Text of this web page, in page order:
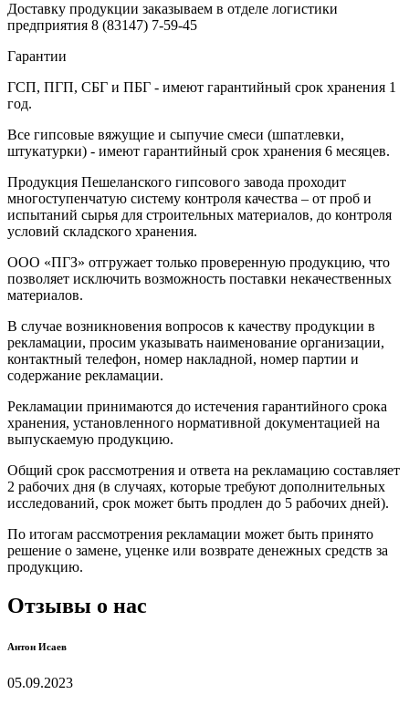
Доставку продукции заказываем в отделе логистики
предприятия 8 (83147) 7-59-45
Гарантии
ГСП, ПГП, СБГ и ПБГ - имеют гарантийный срок хранения 1
год.
Все гипсовые вяжущие и сыпучие смеси (шпатлевки,
штукатурки) - имеют гарантийный срок хранения 6 месяцев.
Продукция Пешеланского гипсового завода проходит
многоступенчатую систему контроля качества – от проб и
испытаний сырья для строительных материалов, до контроля
условий складского хранения.
ООО «ПГЗ» отгружает только проверенную продукцию, что
позволяет исключить возможность поставки некачественных
материалов.
В случае возникновения вопросов к качеству продукции в
рекламации, просим указывать наименование организации,
контактный телефон, номер накладной, номер партии и
содержание рекламации.
Рекламации принимаются до истечения гарантийного срока
хранения, установленного нормативной документацией на
выпускаемую продукцию.
Общий срок рассмотрения и ответа на рекламацию составляет
2 рабочих дня (в случаях, которые требуют дополнительных
исследований, срок может быть продлен до 5 рабочих дней).
По итогам рассмотрения рекламации может быть принято
решение о замене, уценке или возврате денежных средств за
продукцию.
Отзывы о нас
Антон Исаев
05.09.2023